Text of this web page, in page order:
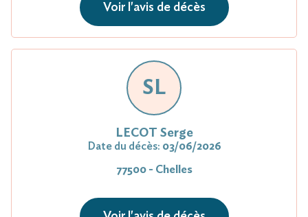
Voir l'avis de décès
SL
LECOT Serge
Date du décès: 03/06/2026
77500 - Chelles